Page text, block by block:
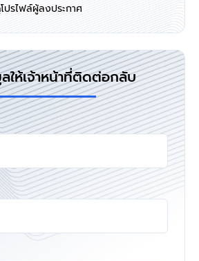
ปรไฟล์ผู้ลงประกาศ
ให้เจ้าหน้าที่ติดต่อกลับ